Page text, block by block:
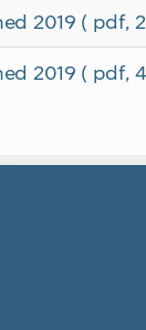
2019 ( pdf,
2019 ( pdf,